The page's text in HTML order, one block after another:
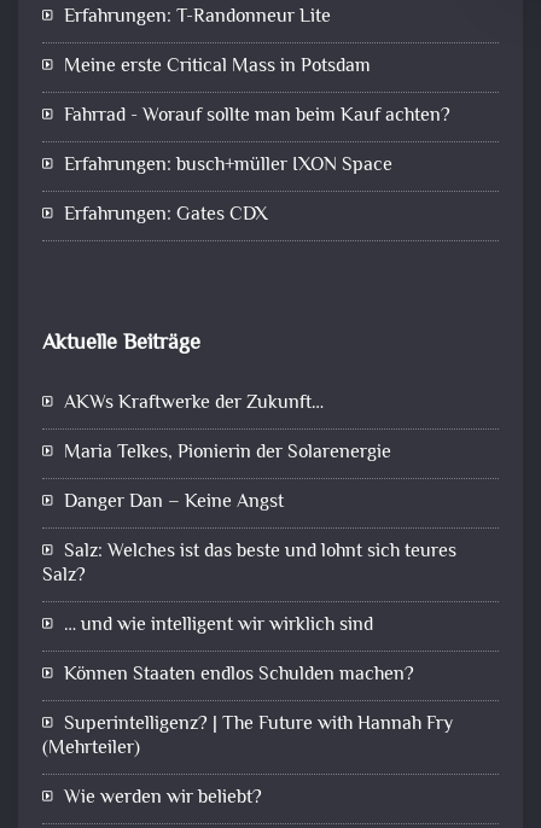
Erfahrungen: T-Randonneur Lite
Meine erste Critical Mass in Potsdam
Fahrrad - Worauf sollte man beim Kauf achten?
Erfahrungen: busch+müller IXON Space
Erfahrungen: Gates CDX
Aktuelle Beiträge
AKWs Kraftwerke der Zukunft…
Maria Telkes, Pionierin der Solarenergie
Danger Dan – Keine Angst
Salz: Welches ist das beste und lohnt sich teures
Salz?
… und wie intelligent wir wirklich sind
Können Staaten endlos Schulden machen?
Superintelligenz? | The Future with Hannah Fry
(Mehrteiler)
Wie werden wir beliebt?